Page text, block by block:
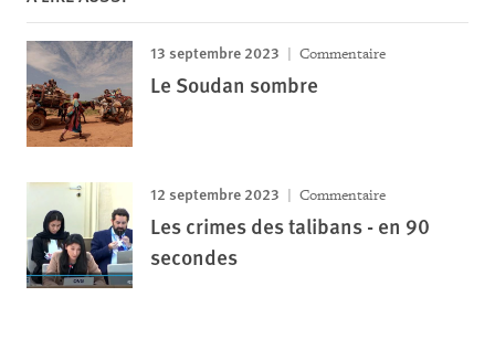
13 septembre 2023 Commentaire
Le Soudan sombre
12 septembre 2023 Commentaire
Les crimes des talibans - en 90
secondes